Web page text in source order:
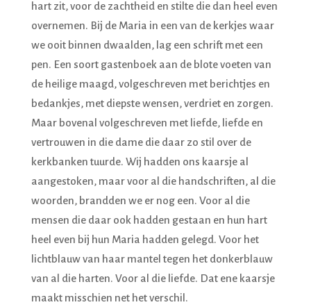
hart zit, voor de zachtheid en stilte die dan heel even
overnemen. Bij de Maria in een van de kerkjes waar
we ooit binnen dwaalden, lag een schrift met een
pen. Een soort gastenboek aan de blote voeten van
de heilige maagd, volgeschreven met berichtjes en
bedankjes, met diepste wensen, verdriet en zorgen.
Maar bovenal volgeschreven met liefde, liefde en
vertrouwen in die dame die daar zo stil over de
kerkbanken tuurde. Wij hadden ons kaarsje al
aangestoken, maar voor al die handschriften, al die
woorden, brandden we er nog een. Voor al die
mensen die daar ook hadden gestaan en hun hart
heel even bij hun Maria hadden gelegd. Voor het
lichtblauw van haar mantel tegen het donkerblauw
van al die harten. Voor al die liefde. Dat ene kaarsje
maakt misschien net het verschil.